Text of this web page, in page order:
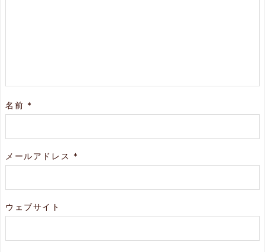
名前 *
メールアドレス *
ウェブサイト